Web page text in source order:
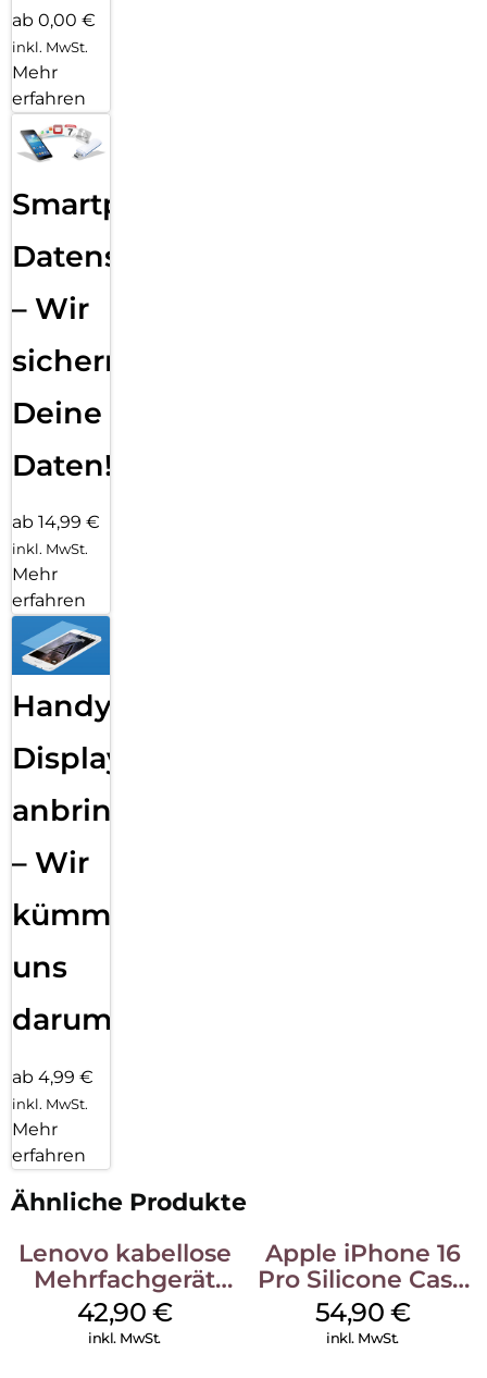
ab 0,00 €
inkl. MwSt.
Mehr
erfahren
Smartphone
Datensicherung
– Wir
sichern
Deine
Daten!
ab 14,99 €
inkl. MwSt.
Mehr
erfahren
Handy
Displayfolie
anbringen
– Wir
kümmern
uns
darum!
ab 4,99 €
inkl. MwSt.
Mehr
erfahren
Ähnliche Produkte
Lenovo kabellose
Mehrfachgerät
Luna Grey
42,90 €
inkl. MwSt.
Apple iPhone 16
Pro Silicone Case
MagSafe Black
54,90 €
inkl. MwSt.